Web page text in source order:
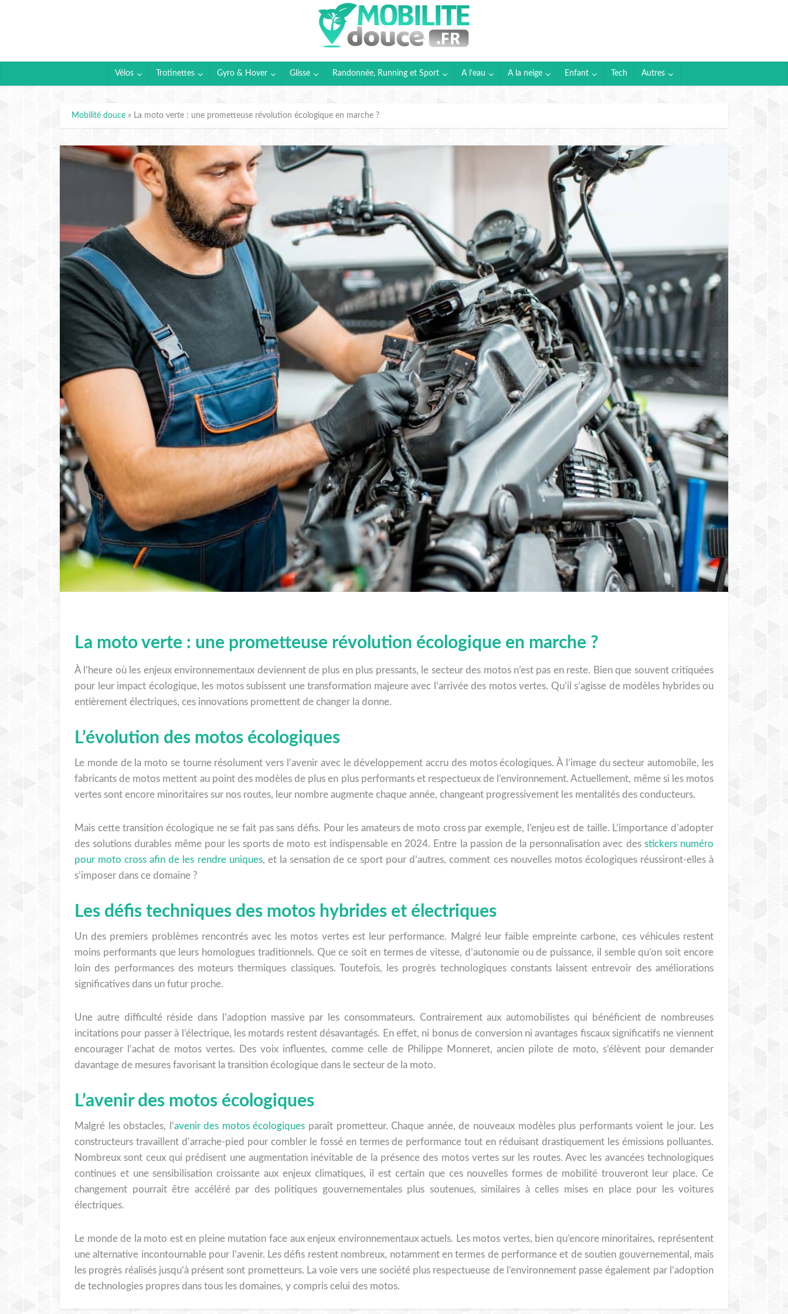
Vélos Trotinettes Gyro & Hover Glisse Randonnée, Running et Sport A l’eau A la neige Enfant Tech Autres
Mobilité douce » La moto verte : une prometteuse révolution écologique en marche ?
La moto verte : une prometteuse révolution écologique en marche ?
À l’heure où les enjeux environnementaux deviennent de plus en plus pressants, le secteur des motos n’est pas en reste. Bien que souvent critiquées
pour leur impact écologique, les motos subissent une transformation majeure avec l’arrivée des motos vertes. Qu’il s’agisse de modèles hybrides ou
entièrement électriques, ces innovations promettent de changer la donne.
L’évolution des motos écologiques
Le monde de la moto se tourne résolument vers l’avenir avec le développement accru des motos écologiques. À l’image du secteur automobile, les
fabricants de motos mettent au point des modèles de plus en plus performants et respectueux de l’environnement. Actuellement, même si les motos
vertes sont encore minoritaires sur nos routes, leur nombre augmente chaque année, changeant progressivement les mentalités des conducteurs.
Mais cette transition écologique ne se fait pas sans défis. Pour les amateurs de moto cross par exemple, l’enjeu est de taille. L’importance d’adopter
des solutions durables même pour les sports de moto est indispensable en 2024. Entre la passion de la personnalisation avec des stickers numéro
pour moto cross afin de les rendre uniques, et la sensation de ce sport pour d’autres, comment ces nouvelles motos écologiques réussiront-elles à
s’imposer dans ce domaine ?
Les défis techniques des motos hybrides et électriques
Un des premiers problèmes rencontrés avec les motos vertes est leur performance. Malgré leur faible empreinte carbone, ces véhicules restent
moins performants que leurs homologues traditionnels. Que ce soit en termes de vitesse, d’autonomie ou de puissance, il semble qu’on soit encore
loin des performances des moteurs thermiques classiques. Toutefois, les progrès technologiques constants laissent entrevoir des améliorations
significatives dans un futur proche.
Une autre difficulté réside dans l’adoption massive par les consommateurs. Contrairement aux automobilistes qui bénéficient de nombreuses
incitations pour passer à l’électrique, les motards restent désavantagés. En effet, ni bonus de conversion ni avantages fiscaux significatifs ne viennent
encourager l’achat de motos vertes. Des voix influentes, comme celle de Philippe Monneret, ancien pilote de moto, s’élèvent pour demander
davantage de mesures favorisant la transition écologique dans le secteur de la moto.
L’avenir des motos écologiques
Malgré les obstacles, l’avenir des motos écologiques paraît prometteur. Chaque année, de nouveaux modèles plus performants voient le jour. Les
constructeurs travaillent d’arrache-pied pour combler le fossé en termes de performance tout en réduisant drastiquement les émissions polluantes.
Nombreux sont ceux qui prédisent une augmentation inévitable de la présence des motos vertes sur les routes. Avec les avancées technologiques
continues et une sensibilisation croissante aux enjeux climatiques, il est certain que ces nouvelles formes de mobilité trouveront leur place. Ce
changement pourrait être accéléré par des politiques gouvernementales plus soutenues, similaires à celles mises en place pour les voitures
électriques.
Le monde de la moto est en pleine mutation face aux enjeux environnementaux actuels. Les motos vertes, bien qu’encore minoritaires, représentent
une alternative incontournable pour l’avenir. Les défis restent nombreux, notamment en termes de performance et de soutien gouvernemental, mais
les progrès réalisés jusqu’à présent sont prometteurs. La voie vers une société plus respectueuse de l’environnement passe également par l’adoption
de technologies propres dans tous les domaines, y compris celui des motos.